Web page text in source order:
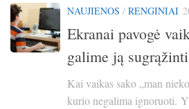
NAUJIENOS / RENGINIAI
Ekranai pavogė
galime ją
Kai vaikas sako „man
kurio negalima ignoruoti.